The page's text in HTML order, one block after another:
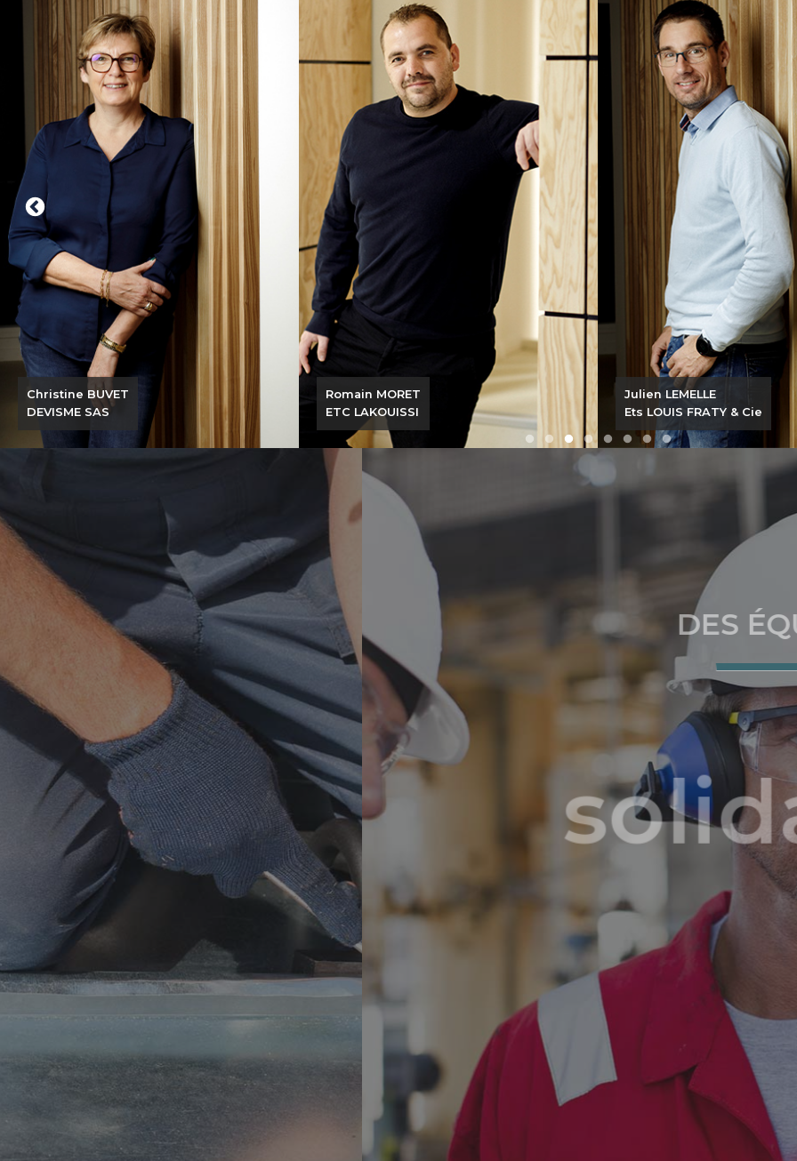
Romain MORET
ETC LAKOUISSI
dans le domaine de l’étanchéité, j’ai
rejoint la société en 2021. Une
aventure collective riche et
épanouissante qui m’a conduit à
prendre la direction du site en 2023.
Nous sommes fiers, mon équipe et
moi, de relever avec détermination
les défis que représentent chaque
nouveau projet. C’est aussi
l’opportunité de tisser des liens
durables avec nos clients.
Bien plus qu’un simple métier, c’est
pour moi une véritable passion, un
engagement quotidien envers
l’excellence. Je mets par ailleurs un
point d’honneur à cultiver un
environnement de travail où les
valeurs humaines et le bien-être de
mes collaborateurs sont au cœur de
Romain MORET
ETC LAKOUISSI
Julien LEMELLE
Ets LOUIS FRATY & Cie
Vietnam dans le secteur de
l’ameublement, j’ai pris la direction
de Fraty en 2022, séduit par le projet
de développement de l’entreprise.
De formation ingénieur, j’apporte au
quotidien ma vision globale et crée
l’impulsion nécessaire pour allier
excellence opérationnelle et
amélioration des conditions de
travail.
Esprit entrepreneurial, pragmatique
et de nature fédérateur, je m’attache
à valoriser les femmes et les
hommes au sein de mes équipes à
chaque étape de cette profonde
transformation.
Ensemble, nous sommes portés par
l’ambition de faire de Fraty une
entreprise moderne incontournable
dans son secteur et conservons un
attachement profond envers les
valeurs humaines qui font notre
force et notre renommée.
Lydie MARCHAND
GOUYOU JEAN MARIE
industrielle, j’ai
GOUYOU en
effectué une dizaine
sein d’une
charpente
J’ai pris la Direction du
Je suis fière de pouvoir
développement de
ses équipes. Le collectif
dans
Lydie
GOUYOU
DES ÉQUIPES